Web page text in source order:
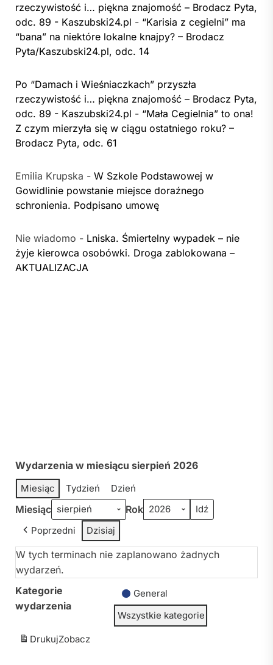
rzeczywistość i… piękna znajomość – Brodacz Pyta,
odc. 89 - Kaszubski24.pl - “Karisia z cegielni” ma
“bana” na niektóre lokalne knajpy? – Brodacz
Pyta/Kaszubski24.pl, odc. 14
Po “Damach i Wieśniaczkach” przyszła
rzeczywistość i… piękna znajomość – Brodacz Pyta,
odc. 89 - Kaszubski24.pl - “Mała Cegielnia” to ona!
Z czym mierzyła się w ciągu ostatniego roku? –
Brodacz Pyta, odc. 61
Emilia Krupska - W Szkole Podstawowej w
Gowidlinie powstanie miejsce doraźnego
schronienia. Podpisano umowę
Nie wiadomo - Lniska. Śmiertelny wypadek – nie
żyje kierowca osobówki. Droga zablokowana –
AKTUALIZACJA
Wydarzenia w miesiącu sierpień 2026
Miesiąc Tydzień Dzień
Miesiąc Rok
Poprzedni Dzisiaj
W tych terminach nie zaplanowano żadnych
wydarzeń.
Kategorie
wydarzenia
General
Wszystkie kategorie
DrukujZobacz